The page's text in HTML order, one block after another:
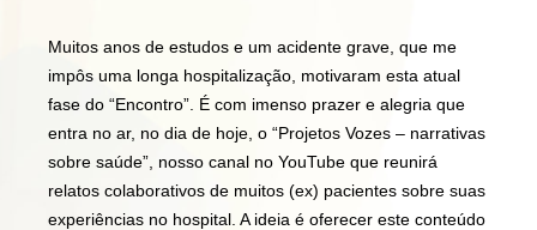
Muitos anos de estudos e um acidente grave, que me
impôs uma longa hospitalização, motivaram esta atual
fase do “Encontro”. É com imenso prazer e alegria que
entra no ar, no dia de hoje, o “Projetos Vozes – narrativas
sobre saúde”, nosso canal no YouTube que reunirá
relatos colaborativos de muitos (ex) pacientes sobre suas
experiências no hospital. A ideia é oferecer este conteúdo